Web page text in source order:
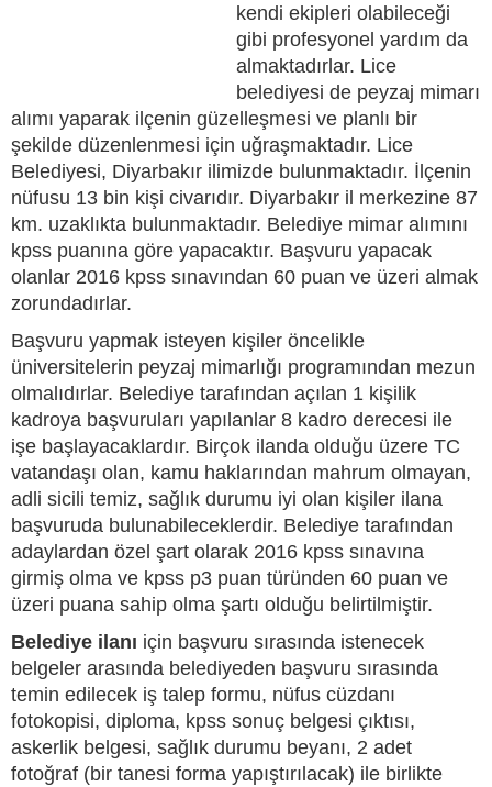
kendi ekipleri olabileceği
gibi profesyonel yardım da
almaktadırlar. Lice
belediyesi de peyzaj mimarı
alımı yaparak ilçenin güzelleşmesi ve planlı bir
şekilde düzenlenmesi için uğraşmaktadır. Lice
Belediyesi, Diyarbakır ilimizde bulunmaktadır. İlçenin
nüfusu 13 bin kişi civarıdır. Diyarbakır il merkezine 87
km. uzaklıkta bulunmaktadır. Belediye mimar alımını
kpss puanına göre yapacaktır. Başvuru yapacak
olanlar 2016 kpss sınavından 60 puan ve üzeri almak
zorundadırlar.
Başvuru yapmak isteyen kişiler öncelikle
üniversitelerin peyzaj mimarlığı programından mezun
olmalıdırlar. Belediye tarafından açılan 1 kişilik
kadroya başvuruları yapılanlar 8 kadro derecesi ile
işe başlayacaklardır. Birçok ilanda olduğu üzere TC
vatandaşı olan, kamu haklarından mahrum olmayan,
adli sicili temiz, sağlık durumu iyi olan kişiler ilana
başvuruda bulunabileceklerdir. Belediye tarafından
adaylardan özel şart olarak 2016 kpss sınavına
girmiş olma ve kpss p3 puan türünden 60 puan ve
üzeri puana sahip olma şartı olduğu belirtilmiştir.
Belediye ilanı için başvuru sırasında istenecek
belgeler arasında belediyeden başvuru sırasında
temin edilecek iş talep formu, nüfus cüzdanı
fotokopisi, diploma, kpss sonuç belgesi çıktısı,
askerlik belgesi, sağlık durumu beyanı, 2 adet
fotoğraf (bir tanesi forma yapıştırılacak) ile birlikte